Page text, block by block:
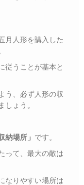
月人形を購入した
従うことが基本と
う、必ず人形の収
しょう。
納場所」 です。
って、最大の敵は
なりやすい場所は